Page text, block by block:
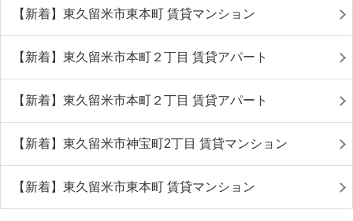
【新着】東久留米市東本町 賃貸マンション
【新着】東久留米市本町２丁目 賃貸アパート
【新着】東久留米市本町２丁目 賃貸アパート
【新着】東久留米市神宝町2丁目 賃貸マンション
【新着】東久留米市東本町 賃貸マンション